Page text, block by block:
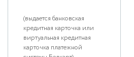
(выдается банковская
кредитная карточка или
виртуальная кредитная
карточка платежной